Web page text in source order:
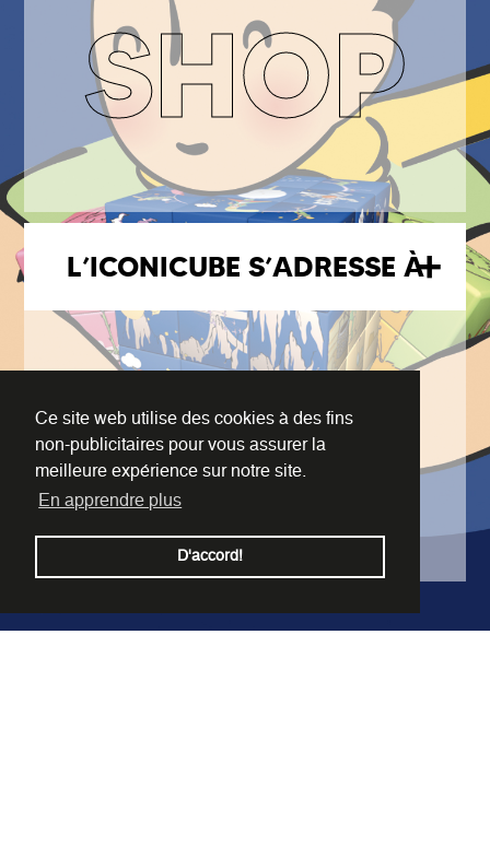
Ce site web utilise des cookies à des fins
non-publicitaires pour vous assurer la
meilleure expérience sur notre site.
En apprendre plus
D'accord!
SHOP
VOUS
L’ICONICUBE S’ADRESSE À+